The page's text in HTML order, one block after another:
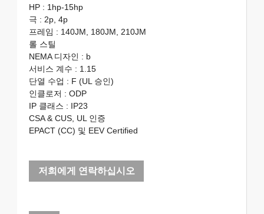
HP : 1hp-15hp
극 : 2p, 4p
프레임 : 140JM, 180JM, 210JM
롤 스틸
NEMA 디자인 : b
서비스 계수 : 1.15
단열 수업 : F (UL 승인)
인클로저 : ODP
IP 클래스 : IP23
CSA & CUS, UL 인증
EPACT (CC) 및 EEV Certified
저희에게 연락하십시오